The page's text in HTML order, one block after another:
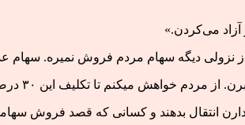
دیگه سهام مردم فروش نمیره. سهام
این ۳۰ درصد مشخص نشده است مرحله دوم اقدامی نکنند.»
انتقال بدهند و کسانی که قصد فروش